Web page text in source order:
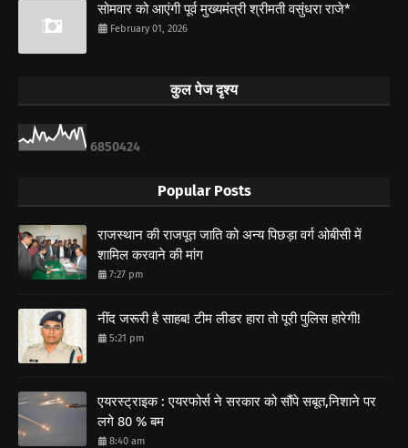
सोमवार को आएंगी पूर्व मुख्यमंत्री श्रीमती वसुंधरा राजे*
February 01, 2026
कुल पेज दृश्य
6850424
Popular Posts
राजस्थान की राजपूत जाति को अन्य पिछड़ा वर्ग ओबीसी में
शामिल करवाने की मांग
7:27 pm
नींद जरूरी है साहब! टीम लीडर हारा तो पूरी पुलिस हारेगी!
5:21 pm
एयरस्ट्राइक : एयरफोर्स ने सरकार को सौंपे सबूत,निशाने पर
लगे 80 % बम
8:40 am